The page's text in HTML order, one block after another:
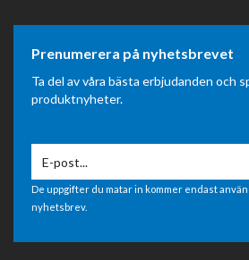
Prenumerera på nyhetsbrevet
Ta del av våra bästa erbjudanden och
produktnyheter.
De uppgifter du matar in kommer endast
nyhetsbrev.